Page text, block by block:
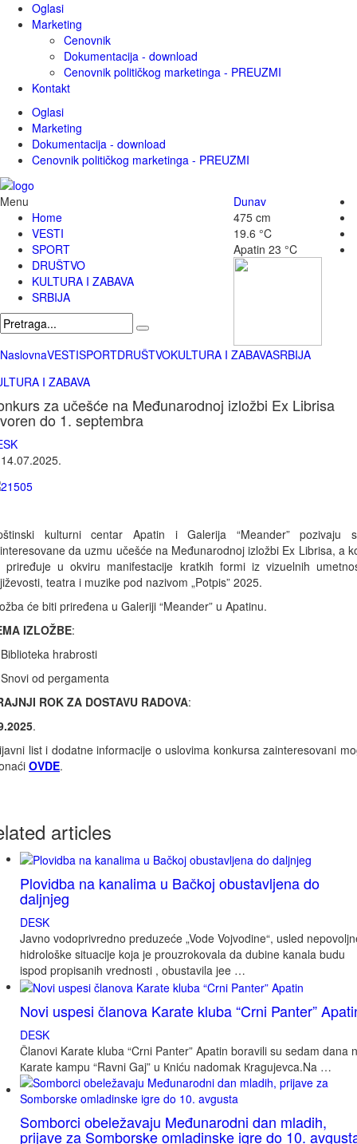
Oglasi
Marketing
Cenovnik
Dokumentacija - download
Cenovnik političkog marketinga - PREUZMI
Kontakt
Oglasi
Marketing
Dokumentacija - download
Cenovnik političkog marketinga - PREUZMI
Dunav
475 cm
19.6 °C
Apatin 23 °C
NaslovnaVESTISPORTDRUŠTVOKULTURA I ZABAVASRBIJA
Menu
Home
VESTI
SPORT
DRUŠTVO
KULTURA I ZABAVA
SRBIJA
I ZABAVA
za učešće na Međunarodnoj izložbi Ex Librisa
do 1. septembra
14.07.2025.
kulturni centar Apatin i Galerija “Meander” pozivaju
da uzmu učešće na Međunarodnoj izložbi Ex Librisa, a
priređuje u okviru manifestacije kratkih formi iz vizuelnih
teatra i muzike pod nazivom „Potpis” 2025.
će biti priređena u Galeriji “Meander” u Apatinu.
IZLOŽBE:
hrabrosti
od pergamenta
ROK ZA DOSTAVU RADOVA:
.
list i dodatne informacije o uslovima konkursa zainteresovani
OVDE.
articles
Plovidba na kanalima u Bačkoj obustavljena do
daljnjeg
DESK
Javno vodoprivredno preduzeće „Vode Vojvodine“, usled
hidrološke situacije koja je prouzrokovala da dubine kanala budu
ispod propisanih vrednosti , obustavila jee …
Novi uspesi članova Karate kluba “Crni Panter”
DESK
Članovi Karate kluba “Crni Panter” Apatin boravili su sedam dana
Кarate kampu “Ravni Gaj” u Кniću nadomak Кragujevca.Na …
Somborci obeležavaju Međunarodni dan mladih,
prijave za Somborske omladinske igre do 10.